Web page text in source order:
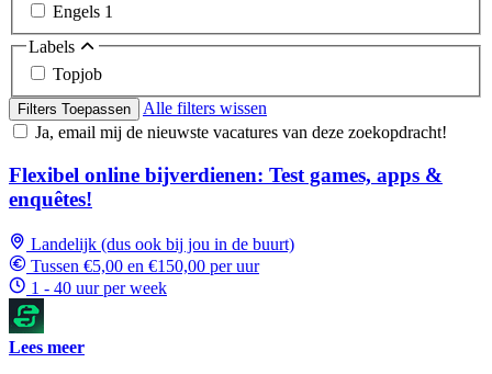
Engels 1
Labels
Topjob
Filters Toepassen
Alle filters wissen
Ja, email mij de nieuwste vacatures van deze zoekopdracht!
Flexibel online bijverdienen: Test games, apps &
enquêtes!
Landelijk (dus ook bij jou in de buurt)
Tussen €5,00 en €150,00 per uur
1 - 40 uur per week
Lees meer